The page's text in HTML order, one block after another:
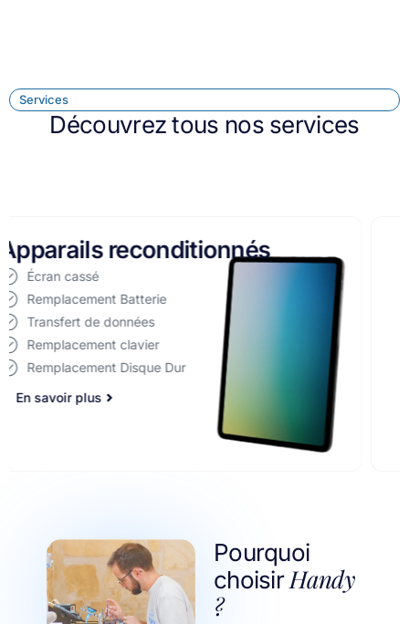
Services
Découvrez tous nos services
Réparation d'ordinateurs
Écran cassé
Remplacement Batterie
Transfert de données
Remplacement clavier
Remplacement Disque Dur
Pourquoi
choisir Handy
?